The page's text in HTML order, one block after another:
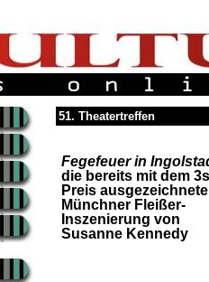
51. Theatertreffen
Fegefeuer in
die bereits mit dem
Preis ausgezeichnete
Münchner Fleißer-
Inszenierung von
Susanne Kennedy